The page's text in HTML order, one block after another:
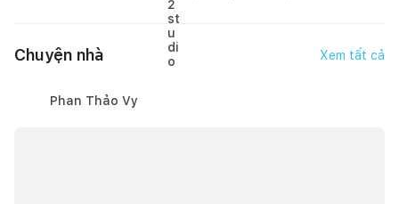
Chuyện nhà Xem tất cả
Phan Thảo Vy